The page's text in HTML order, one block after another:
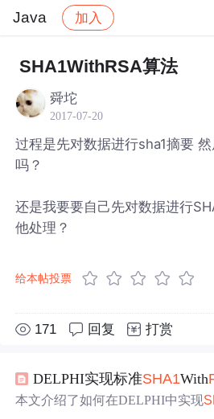
Java 加入
社区 Java 帖子详情
SHA1WithRSA算法
舜坨
2017-07-20
过程是先对数据进行sha1摘要
吗？
还是我要要自己先对数据进行
他处理？
给本帖投票
171 回复 打赏
DELPHI实现标准SHA1With
本文介绍了如何在DELPHI中实现